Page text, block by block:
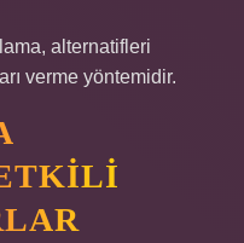
alternatifleri
verme yöntemidir.